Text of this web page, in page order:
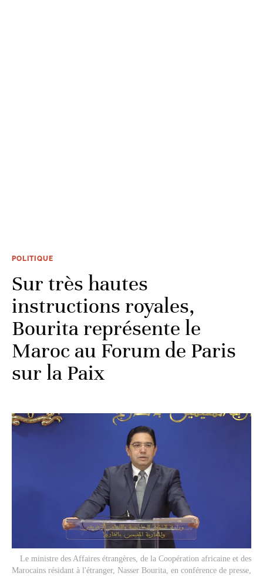
POLITIQUE
Sur très hautes
instructions royales,
Bourita représente le
Maroc au Forum de Paris
sur la Paix
Le ministre des Affaires étrangères, de la Coopération africaine et des
Marocains résidant à l'étranger, Nasser Bourita, en conférence de presse,